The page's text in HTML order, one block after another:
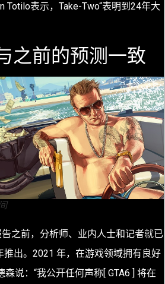
Totilo表示，Take-Two“表明到24年大
之前的预测一致
之前，分析师、业内人士和记者就已
推出。2021 年，在游戏领域拥有良好
森说：“我公开任何声称[ GTA6 ] 将在